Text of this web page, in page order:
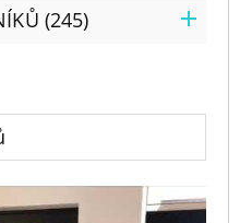
(245)